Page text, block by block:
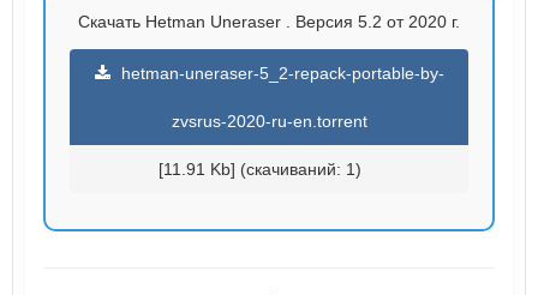
Скачать Hetman Uneraser . Версия 5.2 от 2020 г.
hetman-uneraser-5_2-repack-portable-by-
zvsrus-2020-ru-en.torrent
[11.91 Kb] (cкачиваний: 1)